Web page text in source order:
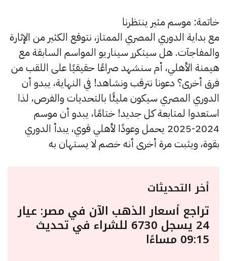
خاتمة: موسم مثير ينتظرنا
مع بداية الدوري المصري الممتاز، نتوقع الكثير من الإثارة
والمفاجآت. هل سيتكرر سيناريو المواسم السابقة مع
هيمنة الأهلي، أم سنشهد صراعًا حقيقيًا على اللقب من
فرق أخرى؟ دعونا نترقب ونشاهد! في النهاية، يبدو أن
الدوري المصري سيكون مليئًا بالتحديات والفرص، لذا
استعدوا لمتابعة كل جديد! ختامًا، يبدو أن موسم
2024-2025 يحمل وعودًا لأهلي قوي، يبدأ الدوري
بقوة، ويثبت مرة أخرى أنه خصم لا يستهان به
أخر التحديثات
تراجع أسعار الذهب الآن في مصر: عيار
24 يسجل 6730 للشراء في تحديث
09:15 مساءًا